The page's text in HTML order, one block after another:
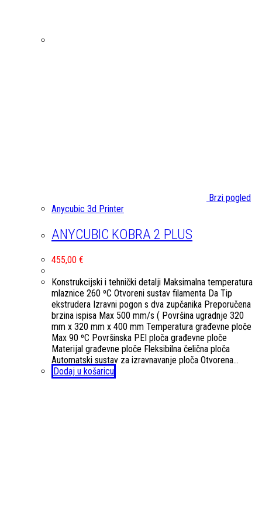
Brzi pogled
Anycubic 3d Printer
ANYCUBIC KOBRA 2 PLUS
455,00 €
Konstrukcijski i tehnički detalji Maksimalna temperatura
mlaznice 260 ºC Otvoreni sustav filamenta Da Tip
ekstrudera Izravni pogon s dva zupčanika Preporučena
brzina ispisa Max 500 mm/s ( Površina ugradnje 320
mm x 320 mm x 400 mm Temperatura građevne ploče
Max 90 ºC Površinska PEI ploča građevne ploče
Materijal građevne ploče Fleksibilna čelična ploča
Automatski sustav za izravnavanje ploča Otvorena…
Dodaj u košaricu